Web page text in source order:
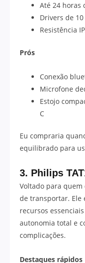
Até 24 horas
Drivers de
Resistência
Prós
Conexão
Microfone
Estojo
C
Eu compraria
equilibrado para
3. Philips
Voltado para
de transportar. Ele
recursos
autonomia total e
complicações.
Destaques rápidos